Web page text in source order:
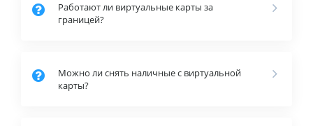
Работают ли виртуальные карты за
границей?
Можно ли снять наличные с виртуальной
карты?